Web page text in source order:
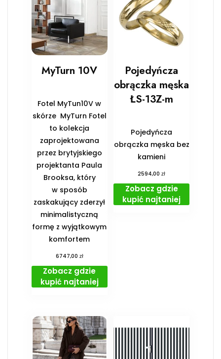
MyTurn 10V
Fotel MyTun10V w
skórze MyTurn Fotel
to kolekcja
zaprojektowana
przez brytyjskiego
projektanta Paula
Brooksa, który
w sposób
zaskakujący zderzył
minimalistyczną
formę z wyjątkowym
komfortem
6747,00 zł
Zobacz gdzie
kupić najtaniej
Pojedyńcza
obrączka męska
ŁS-13Z-m
Pojedyńcza
obrączka męska bez
kamieni
2594,00zł
Zobacz gdzie
kupić najtaniej